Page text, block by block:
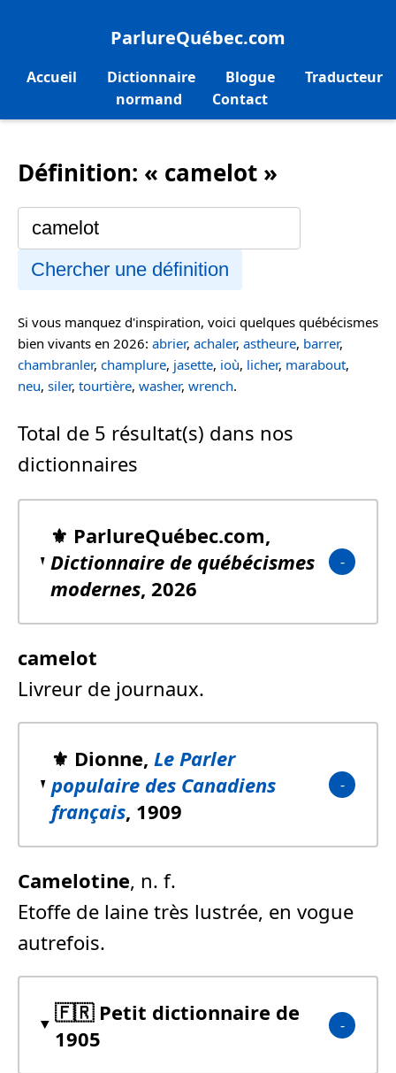
ParlureQuébec.com
Accueil Dictionnaire Blogue
Traducteur
normand
Contact
Définition: « camelot »
Chercher une définition
Si vous manquez d'inspiration, voici quelques québécismes
bien vivants en 2026: abrier, achaler, astheure, barrer,
chambranler, champlure, jasette, ioù, licher, marabout,
neu, siler, tourtière, washer, wrench.
Total de 5 résultat(s) dans nos
dictionnaires
⚜️ ParlureQuébec.com,
Dictionnaire de québécismes
modernes, 2026
camelot
Livreur de journaux.
⚜️ Dionne, Le Parler
populaire des Canadiens
français, 1909
Camelotine, n. f.
Etoffe de laine très lustrée, en vogue
autrefois.
🇫🇷 Petit dictionnaire de
1905